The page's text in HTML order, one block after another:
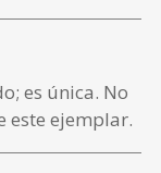
es única. No
este ejemplar.